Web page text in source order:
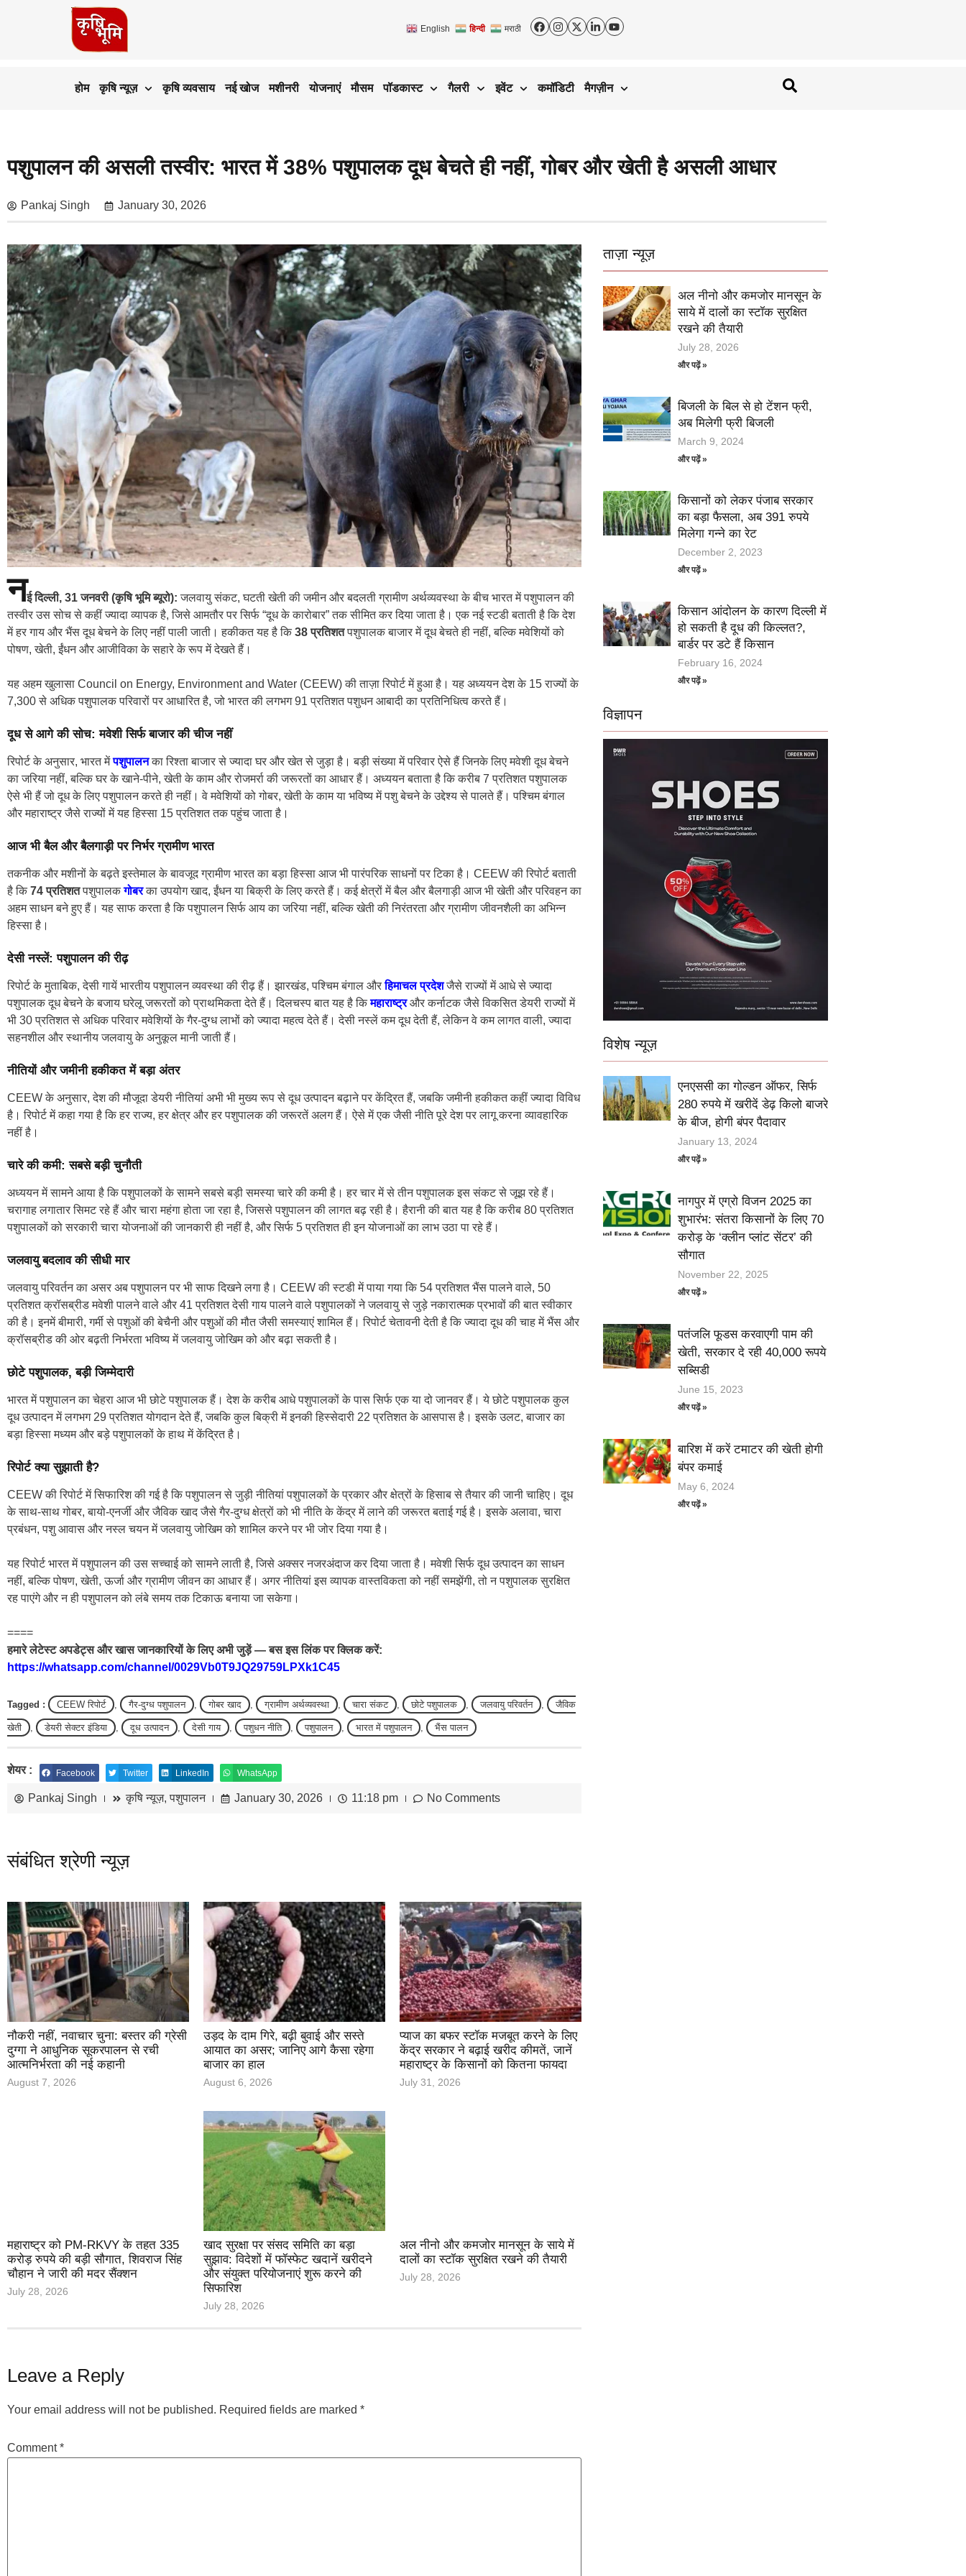
English हिन्दी मराठी
होम कृषि न्यूज़ कृषि व्यवसाय नई खोज मशीनरी योजनाएं मौसम पॉडकास्ट गैलरी इवेंट कमॉडिटी मैगज़ीन
पशुपालन की असली तस्वीर: भारत में 38% पशुपालक दूध बेचते ही नहीं, गोबर और खेती है असली आधार
Pankaj Singh January 30, 2026
नई दिल्ली, 31 जनवरी (कृषि भूमि ब्यूरो):जलवायु संकट, घटती खेती की जमीन और बदलती ग्रामीण अर्थव्यवस्था के बीच भारत में पशुपालन की
तस्वीर उस सोच से कहीं ज्यादा व्यापक है, जिसे आमतौर पर सिर्फ “दूध के कारोबार” तक सीमित कर दिया जाता है। एक नई स्टडी बताती है कि देश
में हर गाय और भैंस दूध बेचने के लिए नहीं पाली जाती। हकीकत यह है कि 38 प्रतिशतपशुपालक बाजार में दूध बेचते ही नहीं, बल्कि मवेशियों को
पोषण, खेती, ईंधन और आजीविका के सहारे के रूप में देखते हैं।
यह अहम खुलासा Council on Energy, Environment and Water (CEEW) की ताज़ा रिपोर्ट में हुआ है। यह अध्ययन देश के 15 राज्यों के
7,300 से अधिक पशुपालक परिवारों पर आधारित है, जो भारत की लगभग 91 प्रतिशत पशुधन आबादी का प्रतिनिधित्व करते हैं।
दूध से आगे की सोच: मवेशी सिर्फ बाजार की चीज नहीं
रिपोर्ट के अनुसार, भारत मेंपशुपालनका रिश्ता बाजार से ज्यादा घर और खेत से जुड़ा है। बड़ी संख्या में परिवार ऐसे हैं जिनके लिए मवेशी दूध बेचने
का जरिया नहीं, बल्कि घर के खाने-पीने, खेती के काम और रोजमर्रा की जरूरतों का आधार हैं। अध्ययन बताता है कि करीब 7 प्रतिशत पशुपालक
ऐसे भी हैं जो दूध के लिए पशुपालन करते ही नहीं। वे मवेशियों को गोबर, खेती के काम या भविष्य में पशु बेचने के उद्देश्य से पालते हैं। पश्चिम बंगाल
और महाराष्ट्र जैसे राज्यों में यह हिस्सा 15 प्रतिशत तक पहुंच जाता है।
आज भी बैल और बैलगाड़ी पर निर्भर ग्रामीण भारत
तकनीक और मशीनों के बढ़ते इस्तेमाल के बावजूद ग्रामीण भारत का बड़ा हिस्सा आज भी पारंपरिक साधनों पर टिका है। CEEW की रिपोर्ट बताती
है कि 74 प्रतिशतपशुपालकगोबरका उपयोग खाद, ईंधन या बिक्री के लिए करते हैं। कई क्षेत्रों में बैल और बैलगाड़ी आज भी खेती और परिवहन का
अहम साधन बने हुए हैं। यह साफ करता है कि पशुपालन सिर्फ आय का जरिया नहीं, बल्कि खेती की निरंतरता और ग्रामीण जीवनशैली का अभिन्न
हिस्सा है।
देसी नस्लें: पशुपालन की रीढ़
रिपोर्ट के मुताबिक, देसी गायें भारतीय पशुपालन व्यवस्था की रीढ़ हैं। झारखंड, पश्चिम बंगाल औरहिमाचल प्रदेशजैसे राज्यों में आधे से ज्यादा
पशुपालक दूध बेचने के बजाय घरेलू जरूरतों को प्राथमिकता देते हैं। दिलचस्प बात यह है किमहाराष्ट्रऔर कर्नाटक जैसे विकसित डेयरी राज्यों में
भी 30 प्रतिशत से अधिक परिवार मवेशियों के गैर-दुग्ध लाभों को ज्यादा महत्व देते हैं। देसी नस्लें कम दूध देती हैं, लेकिन वे कम लागत वाली, ज्यादा
सहनशील और स्थानीय जलवायु के अनुकूल मानी जाती हैं।
नीतियों और जमीनी हकीकत में बड़ा अंतर
CEEW के अनुसार, देश की मौजूदा डेयरी नीतियां अभी भी मुख्य रूप से दूध उत्पादन बढ़ाने पर केंद्रित हैं, जबकि जमीनी हकीकत कहीं ज्यादा विविध
है। रिपोर्ट में कहा गया है कि हर राज्य, हर क्षेत्र और हर पशुपालक की जरूरतें अलग हैं। ऐसे में एक जैसी नीति पूरे देश पर लागू करना व्यावहारिक
नहीं है।
चारे की कमी: सबसे बड़ी चुनौती
अध्ययन में सामने आया है कि पशुपालकों के सामने सबसे बड़ी समस्या चारे की कमी है। हर चार में से तीन पशुपालक इस संकट से जूझ रहे हैं।
चरागाह लगातार सिमट रहे हैं और चारा महंगा होता जा रहा है, जिससे पशुपालन की लागत बढ़ रही है। हैरानी की बात यह है कि करीब 80 प्रतिशत
पशुपालकों को सरकारी चारा योजनाओं की जानकारी ही नहीं है, और सिर्फ 5 प्रतिशत ही इन योजनाओं का लाभ उठा पा रहे हैं।
जलवायु बदलाव की सीधी मार
जलवायु परिवर्तन का असर अब पशुपालन पर भी साफ दिखने लगा है। CEEW की स्टडी में पाया गया कि 54 प्रतिशत भैंस पालने वाले, 50
प्रतिशत क्रॉसब्रीड मवेशी पालने वाले और 41 प्रतिशत देसी गाय पालने वाले पशुपालकों ने जलवायु से जुड़े नकारात्मक प्रभावों की बात स्वीकार
की है। इनमें बीमारी, गर्मी से पशुओं की बेचैनी और पशुओं की मौत जैसी समस्याएं शामिल हैं। रिपोर्ट चेतावनी देती है कि ज्यादा दूध की चाह में भैंस और
क्रॉसब्रीड की ओर बढ़ती निर्भरता भविष्य में जलवायु जोखिम को और बढ़ा सकती है।
छोटे पशुपालक, बड़ी जिम्मेदारी
भारत में पशुपालन का चेहरा आज भी छोटे पशुपालक हैं। देश के करीब आधे पशुपालकों के पास सिर्फ एक या दो जानवर हैं। ये छोटे पशुपालक कुल
दूध उत्पादन में लगभग 29 प्रतिशत योगदान देते हैं, जबकि कुल बिक्री में इनकी हिस्सेदारी 22 प्रतिशत के आसपास है। इसके उलट, बाजार का
बड़ा हिस्सा मध्यम और बड़े पशुपालकों के हाथ में केंद्रित है।
रिपोर्ट क्या सुझाती है?
CEEW की रिपोर्ट में सिफारिश की गई है कि पशुपालन से जुड़ी नीतियां पशुपालकों के प्रकार और क्षेत्रों के हिसाब से तैयार की जानी चाहिए। दूध
के साथ-साथ गोबर, बायो-एनर्जी और जैविक खाद जैसे गैर-दुग्ध क्षेत्रों को भी नीति के केंद्र में लाने की जरूरत बताई गई है। इसके अलावा, चारा
प्रबंधन, पशु आवास और नस्ल चयन में जलवायु जोखिम को शामिल करने पर भी जोर दिया गया है।
यह रिपोर्ट भारत में पशुपालन की उस सच्चाई को सामने लाती है, जिसे अक्सर नजरअंदाज कर दिया जाता है। मवेशी सिर्फ दूध उत्पादन का साधन
नहीं, बल्कि पोषण, खेती, ऊर्जा और ग्रामीण जीवन का आधार हैं। अगर नीतियां इस व्यापक वास्तविकता को नहीं समझेंगी, तो न पशुपालक सुरक्षित
रह पाएंगे और न ही पशुपालन को लंबे समय तक टिकाऊ बनाया जा सकेगा।
====
हमारे लेटेस्ट अपडेट्स और खास जानकारियों के लिए अभी जुड़ें — बस इस लिंक पर क्लिक करें:
https://whatsapp.com/channel/0029Vb0T9JQ29759LPXk1C45
Tagged : CEEW रिपोर्ट , गैर-दुग्ध पशुपालन , गोबर खाद , ग्रामीण अर्थव्यवस्था , चारा संकट , छोटे पशुपालक , जलवायु परिवर्तन , जैविक
खेती , डेयरी सेक्टर इंडिया , दूध उत्पादन , देसी गाय , पशुधन नीति , पशुपालन , भारत में पशुपालन , भैंस पालन
शेयर : Facebook Twitter LinkedIn WhatsApp
Pankaj Singh कृषि न्यूज़,पशुपालन January 30, 2026 11:18 pm No Comments
संबंधित श्रेणी न्यूज़
नौकरी नहीं, नवाचार चुना: बस्तर की ग्रेसी
दुग्गा ने आधुनिक सूकरपालन से रची
आत्मनिर्भरता की नई कहानी
August 7, 2026
उड़द के दाम गिरे, बढ़ी बुवाई और सस्ते
आयात का असर; जानिए आगे कैसा रहेगा
बाजार का हाल
August 6, 2026
प्याज का बफर स्टॉक मजबूत करने के लिए
केंद्र सरकार ने बढ़ाई खरीद कीमतें, जानें
महाराष्ट्र के किसानों को कितना फायदा
July 31, 2026
महाराष्ट्र को PM-RKVY के तहत 335
करोड़ रुपये की बड़ी सौगात, शिवराज सिंह
चौहान ने जारी की मदर सैंक्शन
July 28, 2026
खाद सुरक्षा पर संसद समिति का बड़ा
सुझाव: विदेशों में फॉस्फेट खदानें खरीदने
और संयुक्त परियोजनाएं शुरू करने की
सिफारिश
July 28, 2026
अल नीनो और कमजोर मानसून के साये में
दालों का स्टॉक सुरक्षित रखने की तैयारी
July 28, 2026
Leave a Reply
Your email address will not be published. Required fields are marked *
Comment*
ताज़ा न्यूज़
अल नीनो और कमजोर मानसून के
साये में दालों का स्टॉक सुरक्षित
रखने की तैयारी
July 28, 2026
और पढ़ें »
बिजली के बिल से हो टेंशन फ्री,
अब मिलेगी फ्री बिजली
March 9, 2024
और पढ़ें »
किसानों को लेकर पंजाब सरकार
का बड़ा फैसला, अब 391 रुपये
मिलेगा गन्ने का रेट
December 2, 2023
और पढ़ें »
किसान आंदोलन के कारण दिल्ली में
हो सकती है दूध की किल्लत?,
बार्डर पर डटे हैं किसान
February 16, 2024
और पढ़ें »
विज्ञापन
विशेष न्यूज़
एनएससी का गोल्डन ऑफर, सिर्फ
280 रुपये में खरीदें डेढ़ किलो बाजरे
के बीज, होगी बंपर पैदावार
January 13, 2024
और पढ़ें »
नागपुर में एग्रो विजन 2025 का
शुभारंभ: संतरा किसानों के लिए 70
करोड़ के ‘क्लीन प्लांट सेंटर’ की
सौगात
November 22, 2025
और पढ़ें »
पतंजलि फूडस करवाएगी पाम की
खेती, सरकार दे रही 40,000 रूपये
सब्सिडी
June 15, 2023
और पढ़ें »
बारिश में करें टमाटर की खेती होगी
बंपर कमाई
May 6, 2024
और पढ़ें »